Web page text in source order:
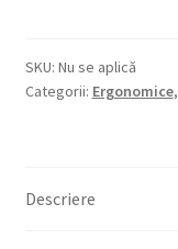
ergonomic
directorial
SKU: Nu se aplică
Categorii: Ergonomice,
Descriere